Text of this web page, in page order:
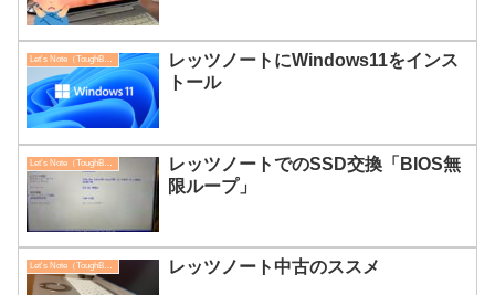
Let's Note（ToughBook）
レッツノートにWindows11をインス
トール
レッツノートでのSSD交換「BIOS無
限ループ」
Let's Note（ToughBook） レッツノート中古のススメ